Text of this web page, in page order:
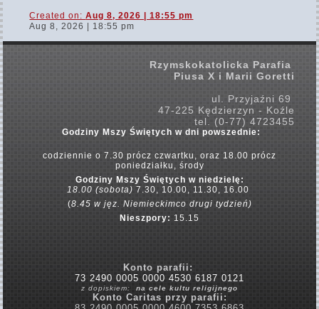
Created on:Aug 8, 2026 | 18:55 pm
Aug 8, 2026 | 18:55 pm
Rzymskokatolicka Parafia
Piusa X i Marii Goretti
ul. Przyjaźni 69
47-225 Kędzierzyn - Koźle
tel. (0-77) 4723455
Godziny Mszy Świętych w dni powszednie:
codziennie o 7.30 prócz czwartku, oraz 18.00 prócz
poniedziałku, środy
Godziny Mszy Świętych w niedzielę:
18.00 (sobota) 7.30, 10.00, 11.30, 16.00
(8.45 w jęz. Niemieckimco drugi tydzień)
Nieszpory: 15.15
Konto parafii:
73 2490 0005 0000 4530 6187 0121
z dopiskiem: na cele kultu religijnego
Konto Caritas przy parafii: